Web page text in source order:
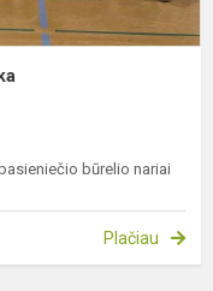
būrelio nariai
Plačiau